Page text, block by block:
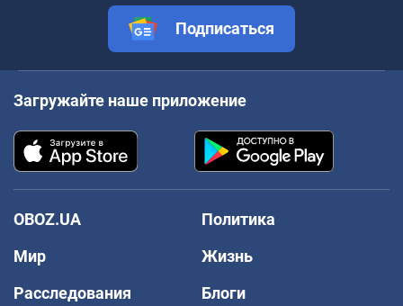
Подписаться
Загружайте наше приложение
OBOZ.UA
Политика
Мир
Жизнь
Расследования
Блоги